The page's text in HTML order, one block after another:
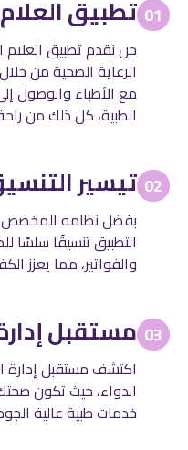
01 تطبيق
حن نقدم تطبيق العلام
الرعاية الصحية من
مع الأطباء والوصول
الطبية، كل ذلك من
02 تيسير
بفضل نظامه المخصص
التطبيق تنسيقًا سلسًا
والفواتير، مما يعزز
03 مستقبل
اكتشف مستقبل إدارة
الدواء، حيث تكون
خدمات طبية عالية